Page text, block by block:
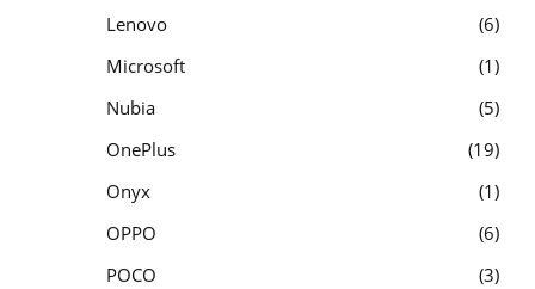
Lenovo
6
Microsoft
1
Nubia
5
OnePlus
19
Onyx
1
OPPO
6
POCO
3